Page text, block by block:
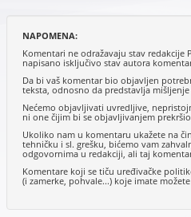
NAPOMENA:
Komentari ne odražavaju stav redakcije
napisano isključivo stav autora
Da bi vaš komentar bio objavljen
teksta, odnosno da predstavlja
Nećemo objavljivati uvredljive,
ni one čijim bi se objavljivanjem
Ukoliko nam u komentaru ukažete na
tehničku i sl. grešku, bićemo vam
odgovornima u redakciji, ali taj
Komentare koji se tiču uređivačke
(i zamerke, pohvale...) koje imate